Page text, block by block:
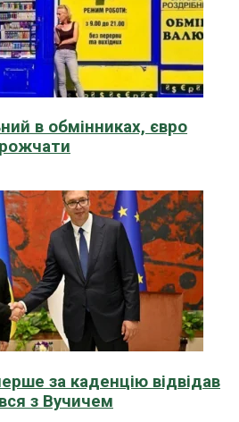
в обмінниках, євро
за каденцію відвідав
з Вучичем